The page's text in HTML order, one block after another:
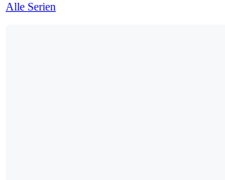
Alle Serien